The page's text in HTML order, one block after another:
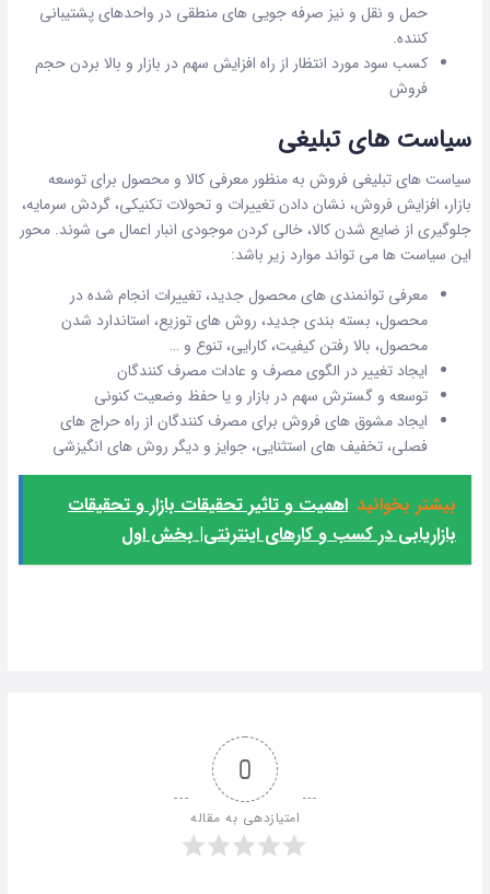
حمل و نقل و نیز صرفه جویی های منطقی در واحدهای پشتیبانی
کننده.
کسب سود مورد انتظار از راه افزایش سهم در بازار و بالا بردن حجم
فروش
سیاست های تبلیغی
سیاست های تبلیغی فروش به منظور معرفی کالا و محصول برای توسعه
بازار، افزایش فروش، نشان دادن تغییرات و تحولات تکنیکی، گردش سرمایه،
جلوگیری از ضایع شدن کالا، خالی کردن موجودی انبار اعمال می شوند. محور
این سیاست ها می تواند موارد زیر باشد:
معرفی توانمندی های محصول جدید، تغییرات انجام شده در
محصول، بسته بندی جدید، روش های توزیع، استاندارد شدن
محصول، بالا رفتن کیفیت، کارایی، تنوع و …
ایجاد تغییر در الگوی مصرف و عادات مصرف کنندگان
توسعه و گسترش سهم در بازار و یا حفظ وضعیت کنونی
ایجاد مشوق های فروش برای مصرف کنندگان از راه حراج های
فصلی، تخفیف های استثنایی، جوایز و دیگر روش های انگیزشی
بیشتر بخوانید اهمیت و تاثیر تحقیقات بازار و تحقیقات
بازاریابی در کسب و کارهای اینترنتی| بخش اول
0
امتیازدهی به مقاله